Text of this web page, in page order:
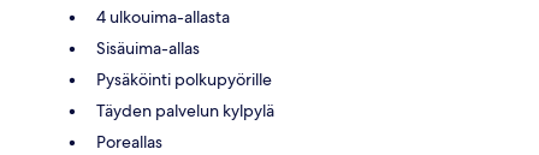
4 ulkouima-allasta
Sisäuima-allas
Pysäköinti polkupyörille
Täyden palvelun kylpylä
Poreallas